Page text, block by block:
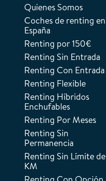
Quienes Somos
Coches de renting en
España
Renting por 150€
Renting Sin Entrada
Renting Con Entrada
Renting Flexible
Renting Híbridos
Enchufables
Renting Por Meses
Renting Sin
Permanencia
Renting Sin Límite de
KM